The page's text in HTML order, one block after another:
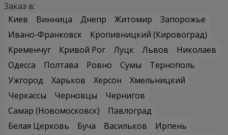
Заказ в:
Киев
Винница Днепр Житомир
Запорожье
Ивано-Франковск
Кропивницкий (Кировоград)
Кременчуг
Кривой Рог Луцк Львов
Николаев
Одесса
Полтава Ровно Сумы
Тернополь
Ужгород
Харьков Херсон
Хмельницкий
Черкассы
Черновцы
Чернигов
Самар (Новомосковск)
Павлоград
Белая Церковь
Буча Васильков
Ирпень